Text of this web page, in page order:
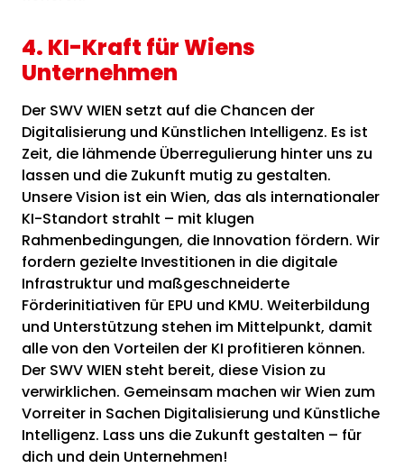
4. KI-Kraft für Wiens
Unternehmen
Der SWV WIEN setzt auf die Chancen der
Digitalisierung und Künstlichen Intelligenz. Es ist
Zeit, die lähmende Überregulierung hinter uns zu
lassen und die Zukunft mutig zu gestalten.
Unsere Vision ist ein Wien, das als internationaler
KI-Standort strahlt – mit klugen
Rahmenbedingungen, die Innovation fördern. Wir
fordern gezielte Investitionen in die digitale
Infrastruktur und maßgeschneiderte
Förderinitiativen für EPU und KMU. Weiterbildung
und Unterstützung stehen im Mittelpunkt, damit
alle von den Vorteilen der KI profitieren können.
Der SWV WIEN steht bereit, diese Vision zu
verwirklichen. Gemeinsam machen wir Wien zum
Vorreiter in Sachen Digitalisierung und Künstliche
Intelligenz. Lass uns die Zukunft gestalten – für
dich und dein Unternehmen!